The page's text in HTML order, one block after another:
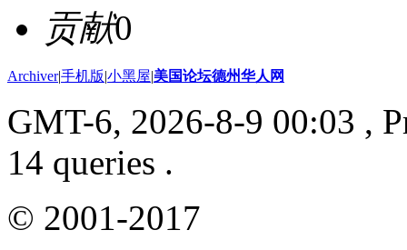
贡献0
Archiver|手机版|小黑屋|美国论坛德州华人网
GMT-6, 2026-8-9 00:03 ,
14 queries .
© 2001-2017